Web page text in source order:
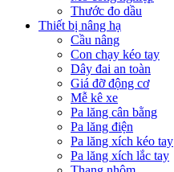
Thước đo dầu
Thiết bị nâng hạ
Cầu nâng
Con chạy kéo tay
Dây đai an toàn
Giá đỡ động cơ
Mễ kê xe
Pa lăng cân bằng
Pa lăng điện
Pa lăng xích kéo tay
Pa lăng xích lắc tay